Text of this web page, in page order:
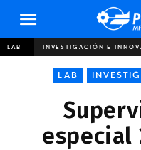
Publiespaña
LAB INVESTIGACIÓN E
LAB
especial